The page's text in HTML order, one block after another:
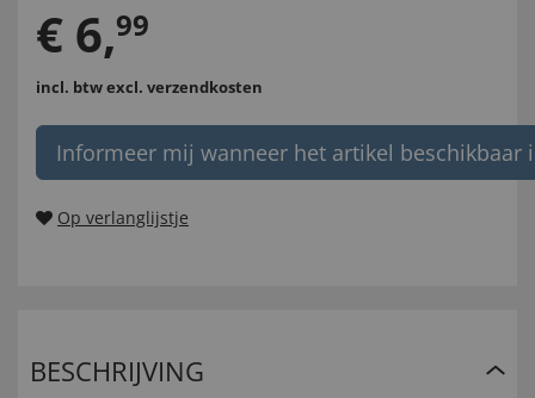
€ 6,99
incl. btwexcl. verzendkosten
Informeer mij wanneer het artikel beschikbaar
Op verlanglijstje
BESCHRIJVING